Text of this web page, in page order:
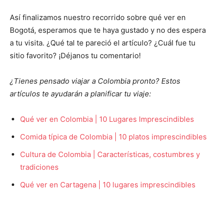
Así finalizamos nuestro recorrido sobre qué ver en
Bogotá, esperamos que te haya gustado y no des espera
a tu visita. ¿Qué tal te pareció el artículo? ¿Cuál fue tu
sitio favorito? ¡Déjanos tu comentario!
¿Tienes pensado viajar a Colombia pronto? Estos
artículos te ayudarán a planificar tu viaje:
Qué ver en Colombia | 10 Lugares Imprescindibles
Comida típica de Colombia | 10 platos imprescindibles
Cultura de Colombia | Características, costumbres y
tradiciones
Qué ver en Cartagena | 10 lugares imprescindibles